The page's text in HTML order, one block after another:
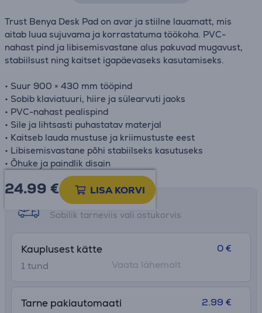
Trust Benya Desk Pad on avar ja stiilne lauamatt, mis
aitab luua sujuvama ja korrastatuma töökoha. PVC-
nahast pind ja libisemisvastane alus pakuvad mugavust,
stabiilsust ning kaitset igapäevaseks kasutamiseks.
• Suur 900 × 430 mm tööpind
• Sobib klaviatuuri, hiire ja sülearvuti jaoks
• PVC-nahast pealispind
• Sile ja lihtsasti puhastatav materjal
• Kaitseb lauda mustuse ja kriimustuste eest
• Libisemisvastane põhi stabiilseks kasutuseks
• Õhuke ja paindlik disain
24.99 € LISA KORVI
Tarne võimalused
Sobilik tarneviis vali ostukorvis
Kauplusest kätte
1 tund
0 €
Vaata lähemalt
Tarne pakiautomaati 2.99 €